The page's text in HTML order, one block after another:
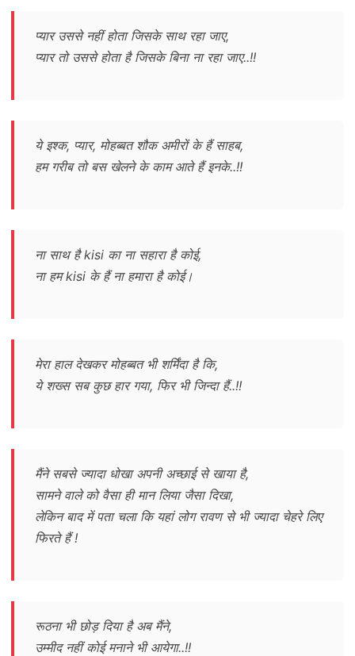
प्यार उससे नहीं होता जिसके साथ रहा जाए,
प्यार तो उससे होता है जिसके बिना ना रहा जाए..!!
ये इश्क, प्यार, मोहब्बत शौक अमीरों के हैं साहब,
हम गरीब तो बस खेलने के काम आते हैं इनके..!!
ना साथ है kisi का ना सहारा है कोई,
ना हम kisi के हैं ना हमारा है कोई।
मेरा हाल देखकर मोहब्बत भी शर्मिंदा है कि,
ये शख्स सब कुछ हार गया, फिर भी जिन्दा हैं..!!
मैंने सबसे ज्यादा धोखा अपनी अच्छाई से खाया है,
सामने वाले को वैसा ही मान लिया जैसा दिखा,
लेकिन बाद में पता चला कि यहां लोग रावण से भी ज्यादा चेहरे लिए
फिरते हैं !
रूठना भी छोड़ दिया है अब मैंने,
उम्मीद नहीं कोई मनाने भी आयेगा..!!